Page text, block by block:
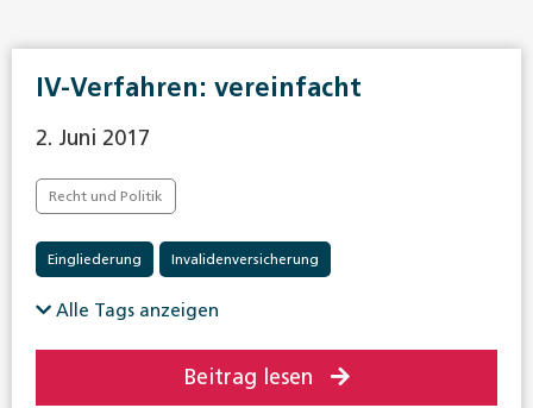
IV-Verfahren: vereinfacht
2. Juni 2017
Recht und Politik
Eingliederung Invalidenversicherung
Alle Tags anzeigen
Beitrag lesen